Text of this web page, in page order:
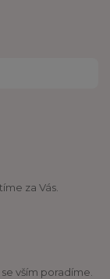
za Vás.
vším poradíme.